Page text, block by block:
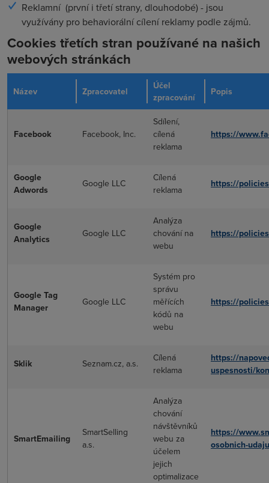
Reklamní (první i třetí strany, dlouhodobé) - jsou
využívány pro behaviorální cílení reklamy podle zájmů.
Cookies třetích stran používané na našich
webových stránkách
Název Zpracovatel
Účel
zpracování
Popis
Facebook Facebook, Inc.
Sdílení,
cílená
reklama
https://
Google
Adwords
Google LLC
Cílená
reklama
https://
Google
Analytics
Google LLC
Analýza
chování na
webu
https://
Google Tag
Manager
Google LLC
Systém pro
správu
měřících
kódů na
webu
https://
Sklik Seznam.cz, a.s.
Cílená
reklama
https://
uspesnosti/
SmartEmailing
SmartSelling
a.s.
Analýza
chování
návštěvníků
webu za
účelem
jejich
optimalizace
https://
osobnich-